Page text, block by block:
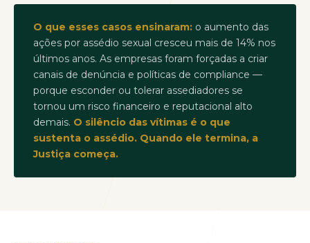
O que esses casos ensinaram: o aumento das
ações por assédio sexual cresceu mais de 14% nos
últimos anos. As empresas foram forçadas a criar
canais de denúncia e políticas de compliance —
porque esconder ou tolerar assediadores se
tornou um risco financeiro e reputacional alto
demais. O silêncio das vítimas é o que
sustenta o assédio. Quando ele termina, a
Justiça começa.